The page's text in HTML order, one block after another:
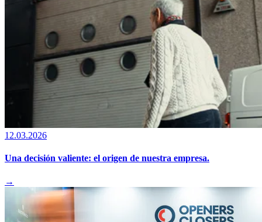
12.03.2026
Una decisión valiente: el origen de nuestra empresa.
→